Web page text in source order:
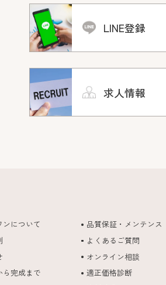
LINE登録
求人情報
ンについて
ら完成まで
品質保証・メンテンス
よくあるご質問
オンライン相談
適正価格診断